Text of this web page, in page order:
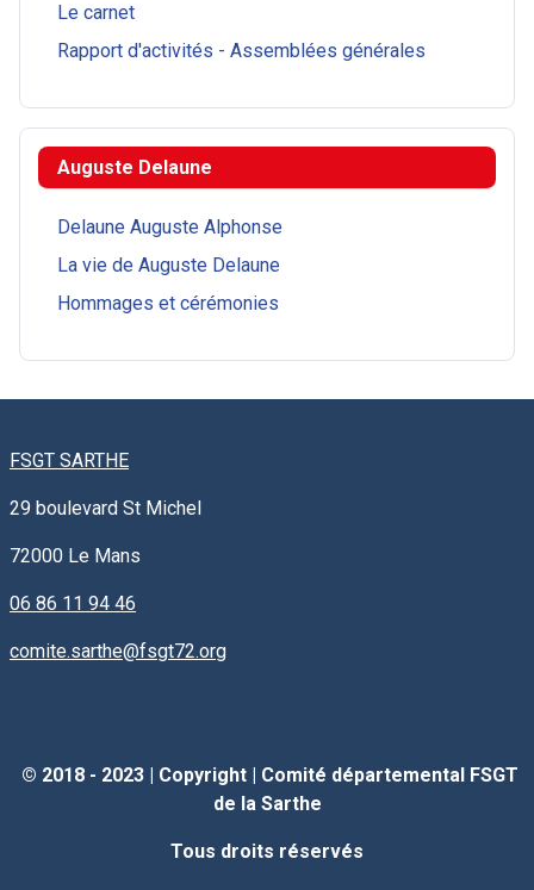
Le carnet
Rapport d'activités - Assemblées générales
Auguste Delaune
Delaune Auguste Alphonse
La vie de Auguste Delaune
Hommages et cérémonies
FSGT SARTHE
29 boulevard St Michel
72000 Le Mans
06 86 11 94 46
comite.sarthe@fsgt72.org
© 2018 - 2023 | Copyright| Comité départemental FSGT
de la Sarthe
Tous droits réservés